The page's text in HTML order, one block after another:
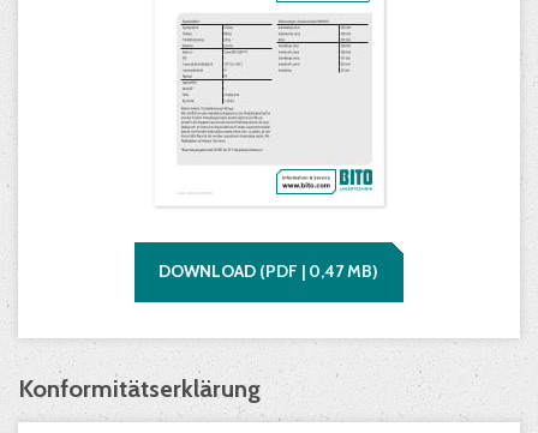
DOWNLOAD (PDF | 0,47MB)
Konformitätserklärung